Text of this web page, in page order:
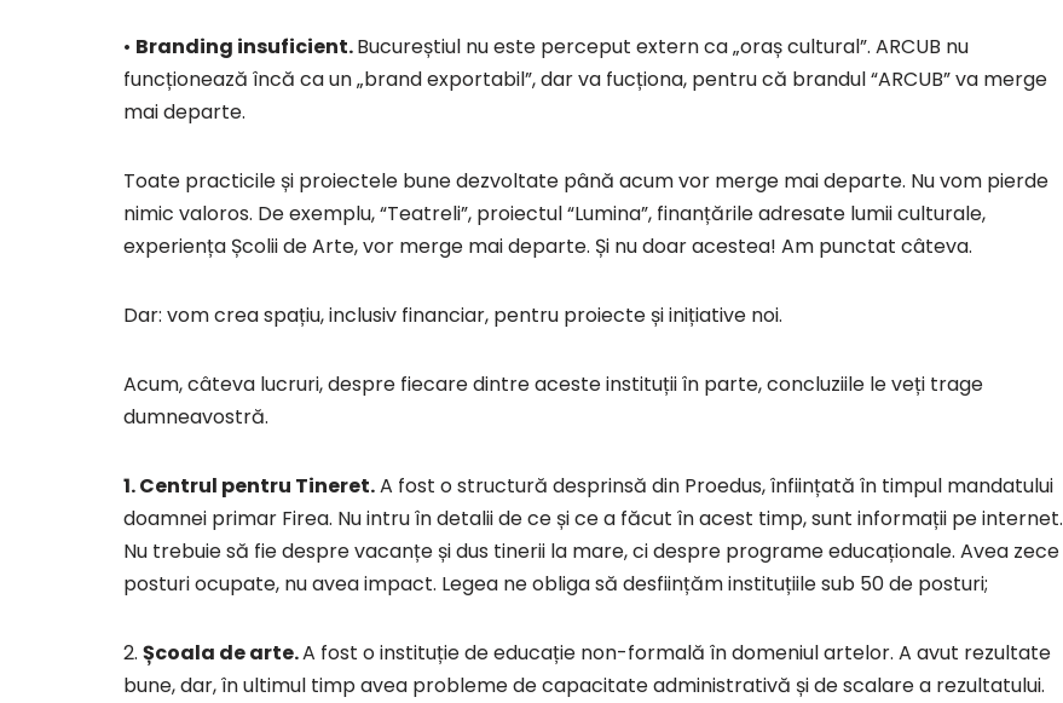
• Branding insuficient.Bucureștiul nu este perceput extern ca „oraș cultural”. ARCUB nu
funcționează încă ca un „brand exportabil”, dar va fucționa, pentru că brandul “ARCUB” va merge
mai departe.
Toate practicile și proiectele bune dezvoltate până acum vor merge mai departe. Nu vom pierde
nimic valoros. De exemplu, “Teatreli”, proiectul “Lumina”, finanțările adresate lumii culturale,
experiența Școlii de Arte, vor merge mai departe. Și nu doar acestea! Am punctat câteva.
Dar: vom crea spațiu, inclusiv financiar, pentru proiecte și inițiative noi.
Acum, câteva lucruri, despre fiecare dintre aceste instituții în parte, concluziile le veți trage
dumneavostră.
1. Centrul pentru Tineret.A fost o structură desprinsă din Proedus, înființată în timpul mandatului
doamnei primar Firea. Nu intru în detalii de ce și ce a făcut în acest timp, sunt informații pe internet.
Nu trebuie să fie despre vacanțe și dus tinerii la mare, ci despre programe educaționale. Avea zece
posturi ocupate, nu avea impact. Legea ne obliga să desființăm instituțiile sub 50 de posturi;
2. Școala de arte.A fost o instituție de educație non-formală în domeniul artelor. A avut rezultate
bune, dar, în ultimul timp avea probleme de capacitate administrativă și de scalare a rezultatului.